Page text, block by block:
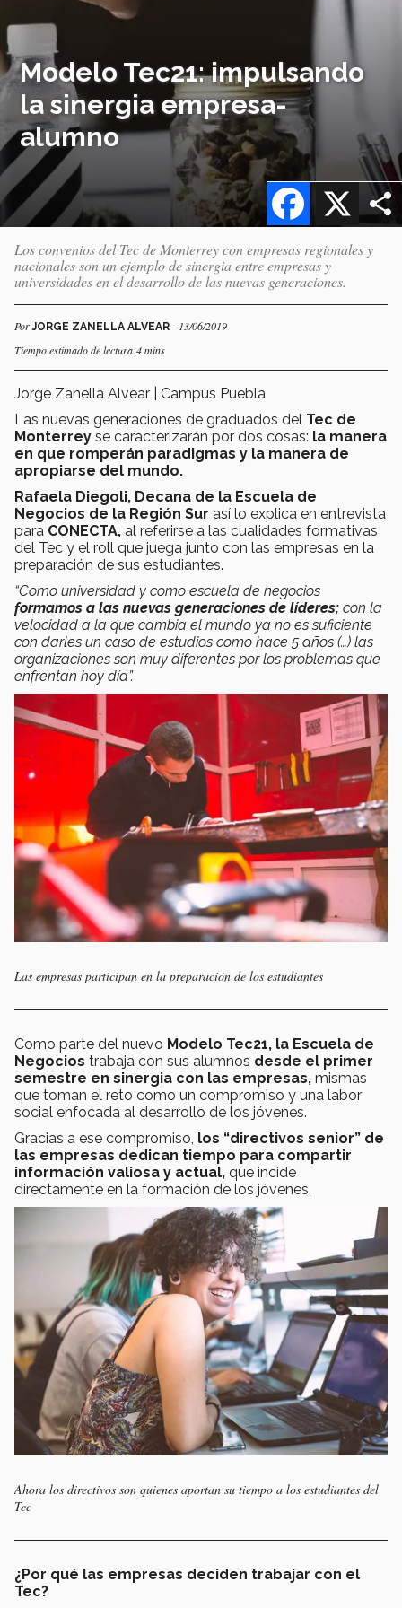
Modelo Tec21: impulsando
la sinergia empresa-
alumno
X
Facebook
Los convenios del Tec de Monterrey con empresas regionales y
nacionales son un ejemplo de sinergia entre empresas y
universidades en el desarrollo de las nuevas generaciones.
PorJORGE ZANELLA ALVEAR - 13/06/2019
Tiempo estimado de lectura:4 mins
Jorge Zanella Alvear | Campus Puebla
Las nuevas generaciones de graduados del Tec de
Monterrey se caracterizarán por dos cosas: la manera
en que romperán paradigmas y la manera de
apropiarse del mundo.
Rafaela Diegoli, Decana de la Escuela de
Negocios de la Región Sur así lo explica en entrevista
para CONECTA, al referirse a las cualidades formativas
del Tec y el roll que juega junto con las empresas en la
preparación de sus estudiantes.
“Como universidad y como escuela de negocios
formamos a las nuevas generaciones de líderes; con la
velocidad a la que cambia el mundo ya no es suficiente
con darles un caso de estudios como hace 5 años (…) las
organizaciones son muy diferentes por los problemas que
enfrentan hoy día”.
Las empresas participan en la preparación de los estudiantes
Como parte del nuevo Modelo Tec21, la Escuela de
Negocios trabaja con sus alumnos desde el primer
semestre en sinergia con las empresas, mismas
que toman el reto como un compromiso y una labor
social enfocada al desarrollo de los jóvenes.
Gracias a ese compromiso, los “directivos senior” de
las empresas dedican tiempo para compartir
información valiosa y actual, que incide
directamente en la formación de los jóvenes.
Ahora los directivos son quienes aportan su tiempo a los estudiantes del
Tec
¿Por qué las empresas deciden trabajar con el
Tec?